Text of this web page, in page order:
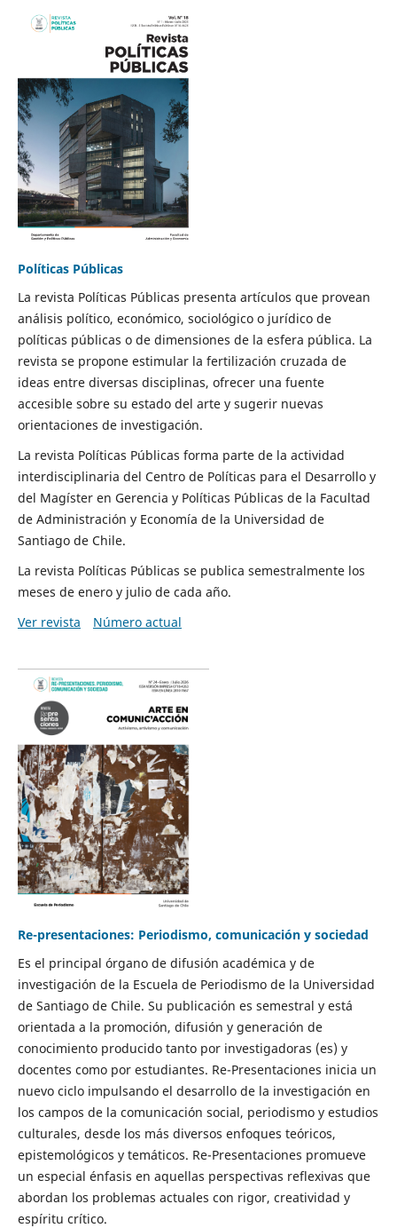
Políticas Públicas
La revista Políticas Públicas presenta artículos que provean
análisis político, económico, sociológico o jurídico de
políticas públicas o de dimensiones de la esfera pública. La
revista se propone estimular la fertilización cruzada de
ideas entre diversas disciplinas, ofrecer una fuente
accesible sobre su estado del arte y sugerir nuevas
orientaciones de investigación.
La revista Políticas Públicas forma parte de la actividad
interdisciplinaria del Centro de Políticas para el Desarrollo y
del Magíster en Gerencia y Políticas Públicas de la Facultad
de Administración y Economía de la Universidad de
Santiago de Chile.
La revista Políticas Públicas se publica semestralmente los
meses de enero y julio de cada año.
Ver revista
Número actual
Re-presentaciones: Periodismo, comunicación y sociedad
Es el principal órgano de difusión académica y de
investigación de la Escuela de Periodismo de la Universidad
de Santiago de Chile. Su publicación es semestral y está
orientada a la promoción, difusión y generación de
conocimiento producido tanto por investigadoras (es) y
docentes como por estudiantes. Re-Presentaciones inicia un
nuevo ciclo impulsando el desarrollo de la investigación en
los campos de la comunicación social, periodismo y estudios
culturales, desde los más diversos enfoques teóricos,
epistemológicos y temáticos. Re-Presentaciones promueve
un especial énfasis en aquellas perspectivas reflexivas que
abordan los problemas actuales con rigor, creatividad y
espíritu crítico.